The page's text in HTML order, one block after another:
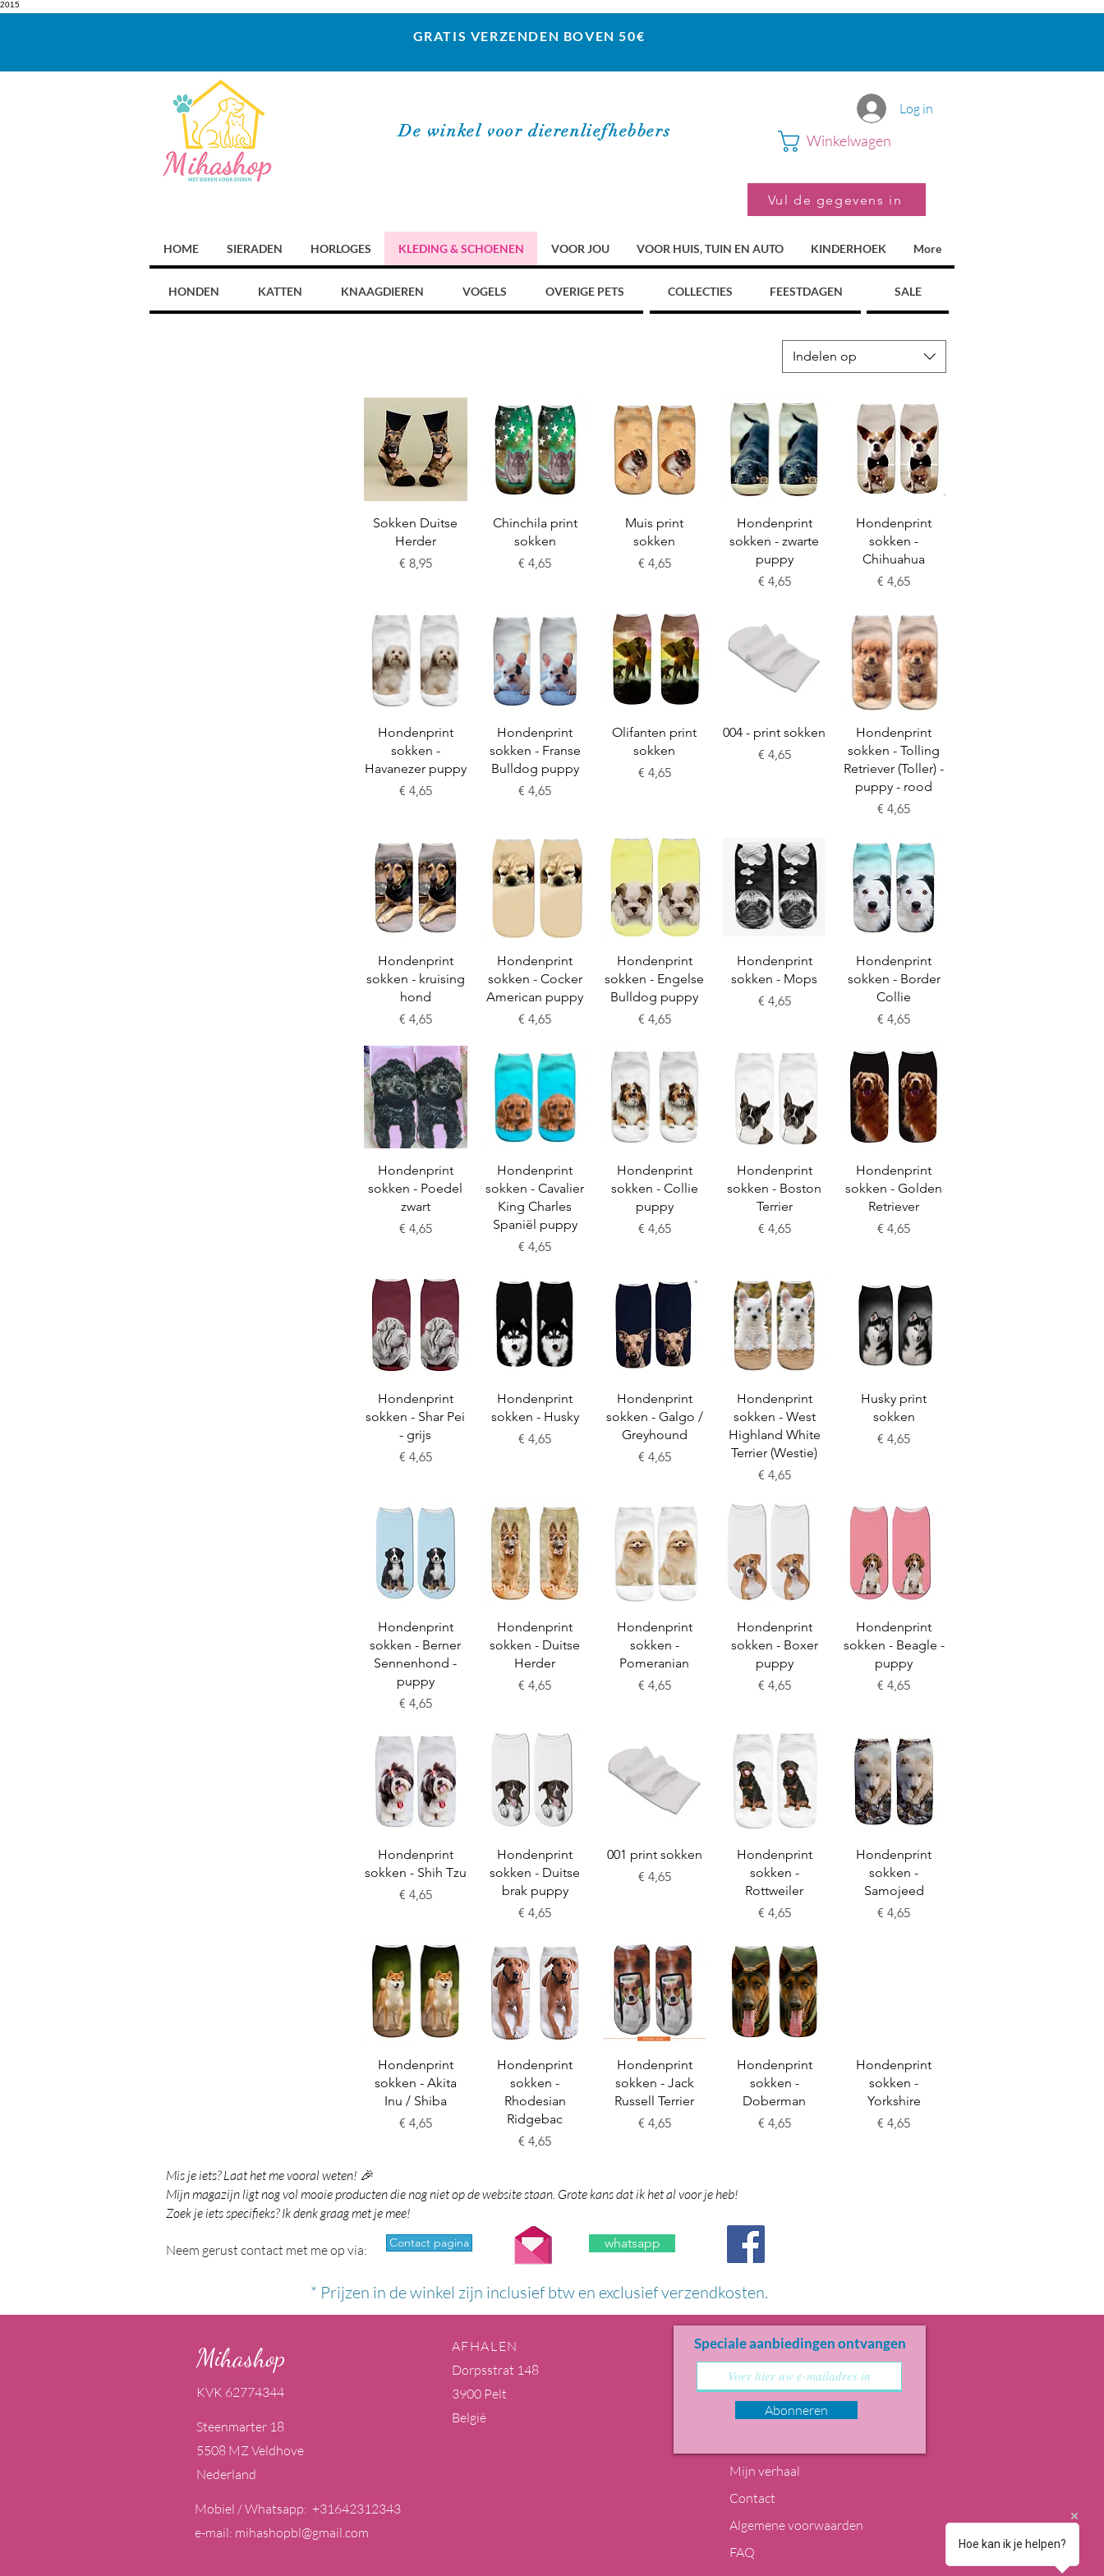
2015
GRATIS VERZENDEN BOVEN 50€
De winkel voor dierenliefhebbers
Log in
Winkelwagen
Vul de gegevens in
HOME SIERADEN HORLOGES KLEDING & SCHOENEN VOOR JOU VOOR HUIS, TUIN EN AUTO KINDERHOEK More
HONDEN KATTEN KNAAGDIEREN VOGELS OVERIGE PETS COLLECTIES FEESTDAGEN SALE
Indelen op
Snel overzicht
Sokken Duitse
Herder
Prijs
€ 8,95
Snel overzicht
Chinchila print
sokken
Prijs
€ 4,65
Snel overzicht
Muis print
sokken
Prijs
€ 4,65
Snel overzicht
Hondenprint
sokken - zwarte
puppy
Prijs
€ 4,65
Snel overzicht
Hondenprint
sokken -
Chihuahua
Prijs
€ 4,65
Snel overzicht
Hondenprint
sokken -
Havanezer puppy
Prijs
€ 4,65
Snel overzicht
Hondenprint
sokken - Franse
Bulldog puppy
Prijs
€ 4,65
Snel overzicht
Olifanten print
sokken
Prijs
€ 4,65
Snel overzicht
004 - print sokken
Prijs
€ 4,65
Snel overzicht
Hondenprint
sokken - Tolling
Retriever (Toller) -
puppy - rood
Prijs
€ 4,65
Snel overzicht
Hondenprint
sokken - kruising
hond
Prijs
€ 4,65
Snel overzicht
Hondenprint
sokken - Cocker
American puppy
Prijs
€ 4,65
Snel overzicht
Hondenprint
sokken - Engelse
Bulldog puppy
Prijs
€ 4,65
Snel overzicht
Hondenprint
sokken - Mops
Prijs
€ 4,65
Snel overzicht
Hondenprint
sokken - Border
Collie
Prijs
€ 4,65
Snel overzicht
Hondenprint
sokken - Poedel
zwart
Prijs
€ 4,65
Snel overzicht
Hondenprint
sokken - Cavalier
King Charles
Spaniël puppy
Prijs
€ 4,65
Snel overzicht
Hondenprint
sokken - Collie
puppy
Prijs
€ 4,65
Snel overzicht
Hondenprint
sokken - Boston
Terrier
Prijs
€ 4,65
Snel overzicht
Hondenprint
sokken - Golden
Retriever
Prijs
€ 4,65
Snel overzicht
Hondenprint
sokken - Shar Pei
- grijs
Prijs
€ 4,65
Snel overzicht
Hondenprint
sokken - Husky
Prijs
€ 4,65
Snel overzicht
Hondenprint
sokken - Galgo /
Greyhound
Prijs
€ 4,65
Snel overzicht
Hondenprint
sokken - West
Highland White
Terrier (Westie)
Prijs
€ 4,65
Snel overzicht
Husky print
sokken
Prijs
€ 4,65
Snel overzicht
Hondenprint
sokken - Berner
Sennenhond -
puppy
Prijs
€ 4,65
Snel overzicht
Hondenprint
sokken - Duitse
Herder
Prijs
€ 4,65
Snel overzicht
Hondenprint
sokken -
Pomeranian
Prijs
€ 4,65
Snel overzicht
Hondenprint
sokken - Boxer
puppy
Prijs
€ 4,65
Snel overzicht
Hondenprint
sokken - Beagle -
puppy
Prijs
€ 4,65
Snel overzicht
Hondenprint
sokken - Shih Tzu
Prijs
€ 4,65
Snel overzicht
Hondenprint
sokken - Duitse
brak puppy
Prijs
€ 4,65
Snel overzicht
001 print sokken
Prijs
€ 4,65
Snel overzicht
Hondenprint
sokken -
Rottweiler
Prijs
€ 4,65
Snel overzicht
Hondenprint
sokken -
Samojeed
Prijs
€ 4,65
Snel overzicht
Hondenprint
sokken - Akita
Inu / Shiba
Prijs
€ 4,65
Snel overzicht
Hondenprint
sokken -
Rhodesian
Ridgebac
Prijs
€ 4,65
Snel overzicht
Hondenprint
sokken - Jack
Russell Terrier
Prijs
€ 4,65
Snel overzicht
Hondenprint
sokken -
Doberman
Prijs
€ 4,65
Snel overzicht
Hondenprint
sokken -
Yorkshire
Prijs
€ 4,65
Mis je iets? Laat het me vooral weten! 🎉
Mijn magazijn ligt nog vol mooie producten die nog niet op de website staan. Grote kans dat ik het al voor je heb!
Zoek je iets specifieks? Ik denk graag met je mee!
Neem gerust contact met me op via: Contact pagina whatsapp
* Prijzen in de winkel zijn inclusief btw en exclusief verzendkosten.
Mihashop
KVK 62774344
Steenmarter 18
5508 MZ Veldhove
Nederland
Mobiel / Whatsapp: +31642312343
e-mail: mihashopbl@gmail.com
AFHALEN
Dorpsstrat 148
3900 Pelt
België
Speciale aanbiedingen ontvangen
Abonneren
Mijn verhaal
Contact
Algemene voorwaarden
FAQ
Hoe kan ik je helpen?